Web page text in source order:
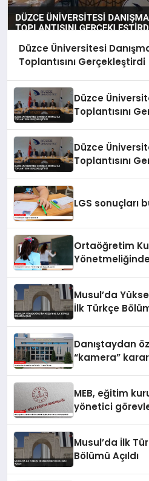
Düzce Üniversitesi
Toplantısını Gerçekleştirdi
Düzce
Toplantısını
Düzce
Toplantısını
LGS sonuçları
Ortaöğretim
Musul’da
İlk Türkçe
Danıştaydan
“kamera”
MEB, eğitim
yönetici
Musul’da İlk
Bölümü Açıldı